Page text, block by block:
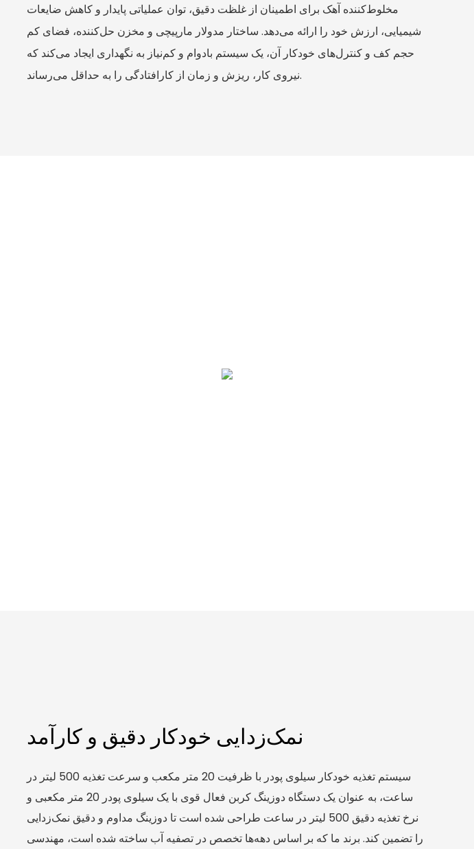
مخلوط‌کننده آهک برای اطمینان از غلظت دقیق، توان عملیاتی پایدار و کاهش ضایعات
شیمیایی، ارزش خود را ارائه می‌دهد. ساختار مدولار مارپیچی و مخزن حل‌کننده، فضای کم
حجم کف و کنترل‌های خودکار آن، یک سیستم بادوام و کم‌نیاز به نگهداری ایجاد می‌کند که
نیروی کار، ریزش و زمان از کارافتادگی را به حداقل می‌رساند.
نمک‌زدایی خودکار دقیق و کارآمد
سیستم تغذیه خودکار سیلوی پودر با ظرفیت 20 متر مکعب و سرعت تغذیه 500 لیتر در
ساعت، به عنوان یک دستگاه دوزینگ کربن فعال قوی با یک سیلوی پودر 20 متر مکعبی و
نرخ تغذیه دقیق 500 لیتر در ساعت طراحی شده است تا دوزینگ مداوم و دقیق نمک‌زدایی
را تضمین کند. برند ما که بر اساس دهه‌ها تخصص در تصفیه آب ساخته شده است، مهندسی